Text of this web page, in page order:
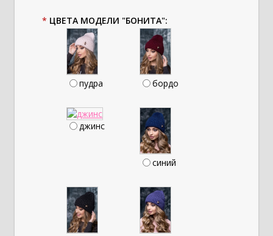
* ЦВЕТА МОДЕЛИ "БОНИТА":
пудра бордо
джинс
синий